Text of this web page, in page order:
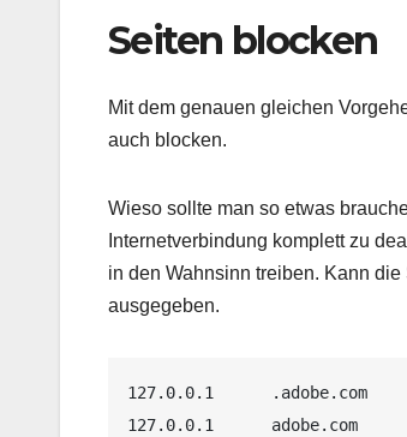
Seiten blocken
Mit dem genauen gleichen
auch blocken.
Wieso sollte man so etwas
Internetverbindung komplett zu
in den Wahnsinn treiben. Kann
ausgegeben.
127.0.0.1      .adobe.com
127.0.0.1      adobe.com